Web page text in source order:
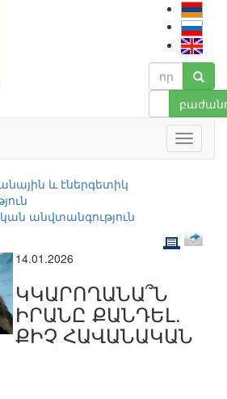
և էներգետիկ
անվտանգություն
14.01.2026
ԿԿԱՐՈՂԱՆԱ՞Ն
ԻՐԱՆԸ ՔԱՆԴԵԼ.
ՔԻՉ ՀԱՎԱՆԱԿԱՆ